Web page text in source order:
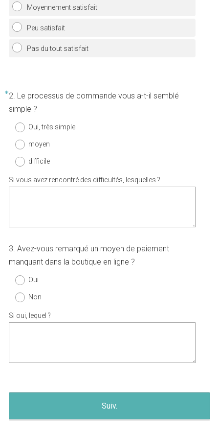
Moyennement satisfait
Peu satisfait
Pas du tout satisfait
Question
Title
*2. Le processus de commande vous a-t-il semblé
simple ?
O
l
i
a
i
e
)
Oui, très simple
moyen
difficile
Si vous avez rencontré des difficultés, lesquelles ?
Question
Title
3. Avez-vous remarqué un moyen de paiement
manquant dans la boutique en ligne ?
Oui
Non
Si oui, lequel ?
Suiv.